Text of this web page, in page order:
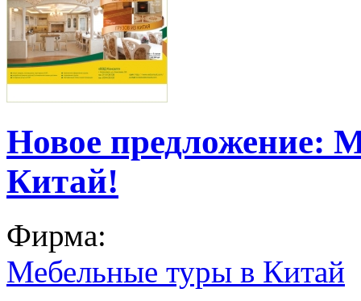
Новое предложение:
Китай!
Фирма:
Мебельные туры в Китай